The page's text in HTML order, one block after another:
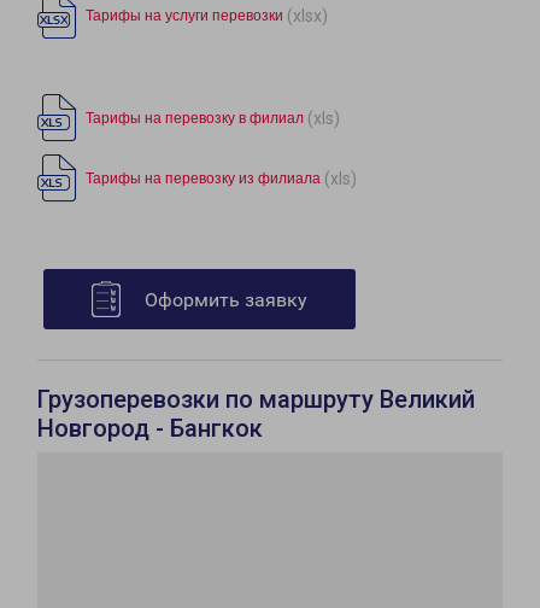
Тарифы на услуги перевозки (xlsx)
Тарифы на перевозку в филиал (xls)
Тарифы на перевозку из филиала (xls)
Оформить заявку
Грузоперевозки по маршруту Великий
Новгород - Бангкок